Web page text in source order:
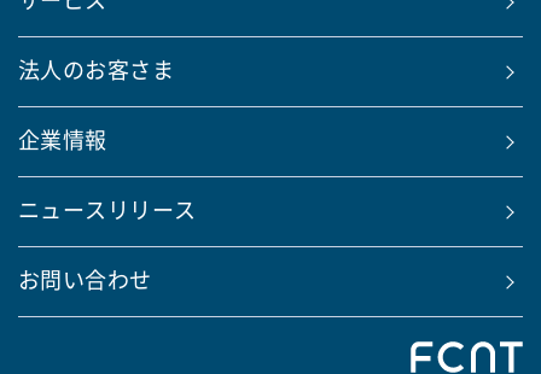
法人のお客さま
企業情報
ニュースリリース
お問い合わせ